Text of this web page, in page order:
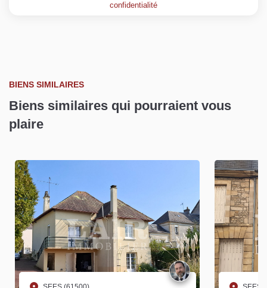
confidentialité
BIENS SIMILAIRES
Biens similaires qui pourraient vous
plaire